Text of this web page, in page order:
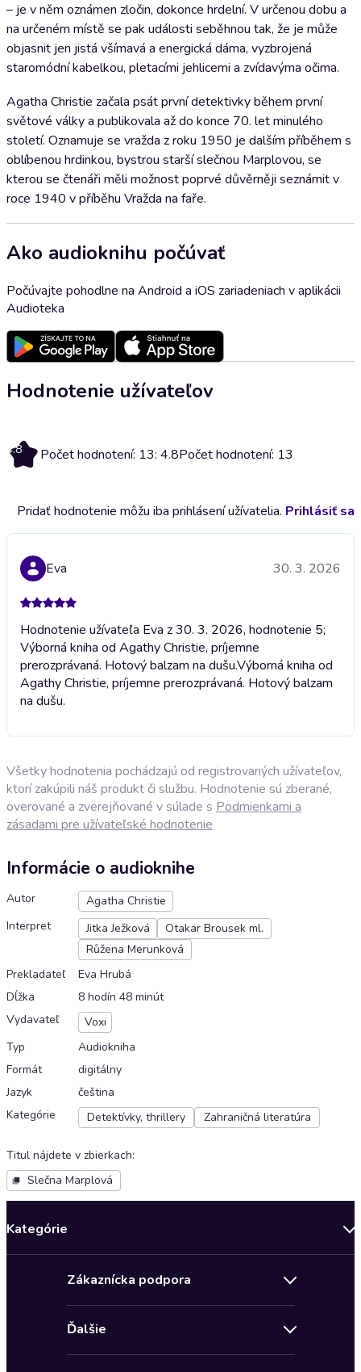
– je v něm oznámen zločin, dokonce hrdelní. V určenou dobu a
na určeném místě se pak události seběhnou tak, že je může
objasnit jen jistá všímavá a energická dáma, vyzbrojená
staromódní kabelkou, pletacími jehlicemi a zvídavýma očima.
Agatha Christie začala psát první detektivky během první
světové války a publikovala až do konce 70. let minulého
století. Oznamuje se vražda z roku 1950 je dalším příběhem s
oblíbenou hrdinkou, bystrou starší slečnou Marplovou, se
kterou se čtenáři měli možnost poprvé důvěrněji seznámit v
roce 1940 v příběhu Vražda na faře.
Ako audioknihu počúvať
Počúvajte pohodlne na Android a iOS zariadeniach v aplikácii
Audioteka
Hodnotenie užívateľov
4.8 Počet hodnotení: 13: 4.8Počet hodnotení: 13
Pridať hodnotenie môžu iba prihlásení užívatelia. Prihlásiť sa
Eva 30. 3. 2026
Hodnotenie užívateľa Eva z 30. 3. 2026, hodnotenie 5;
Výborná kniha od Agathy Christie, príjemne
prerozprávaná. Hotový balzam na dušu.Výborná kniha od
Agathy Christie, príjemne prerozprávaná. Hotový balzam
na dušu.
Všetky hodnotenia pochádzajú od registrovaných užívateľov,
ktorí zakúpili náš produkt či službu. Hodnotenie sú zberané,
overované a zverejňované v súlade s Podmienkami a
zásadami pre užívateľské hodnotenie
Informácie o audioknihe
Autor
Agatha Christie
Interpret
Jitka Ježková
Otakar Brousek ml.
Růžena Merunková
Prekladateľ
Eva Hrubá
Dĺžka
8 hodín 48 minút
Vydavateľ
Voxi
Typ
Audiokniha
Formát
digitálny
Jazyk
čeština
Kategórie
Detektívky, thrillery Zahraničná literatúra
Titul nájdete v zbierkach:
Slečna Marplová
Kategórie
Zákaznícka podpora
Ďalšie